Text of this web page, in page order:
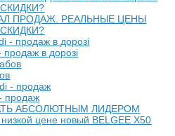
ПРОДАЖ. РЕАЛЬНЫЕ ЦЕНЫ
в дорозі
продаж